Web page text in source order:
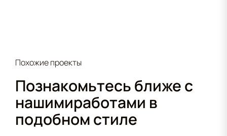
Похожие проекты
Познакомьтесь ближе с
нашимиработами в
подобном стиле